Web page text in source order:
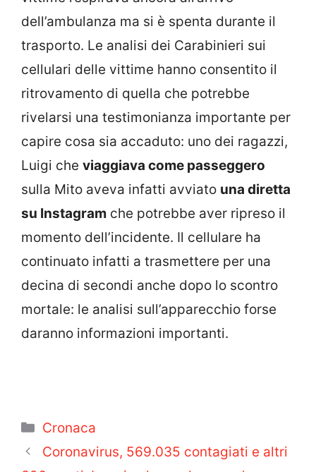
dell’ambulanza ma si è spenta durante il
trasporto. Le analisi dei Carabinieri sui
cellulari delle vittime hanno consentito il
ritrovamento di quella che potrebbe
rivelarsi una testimonianza importante per
capire cosa sia accaduto: uno dei ragazzi,
Luigi che viaggiava come passeggero
sulla Mito aveva infatti avviato una diretta
su Instagram che potrebbe aver ripreso il
momento dell’incidente. Il cellulare ha
continuato infatti a trasmettere per una
decina di secondi anche dopo lo scontro
mortale: le analisi sull’apparecchio forse
daranno informazioni importanti.
Categorie
Cronaca
Coronavirus, 569.035 contagiati e altri